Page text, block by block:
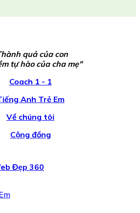
quả của con
tự hào của cha mẹ"
Coach 1 - 1
Anh Trẻ Em
Về chúng tôi
Cộng đồng
Đẹp 360